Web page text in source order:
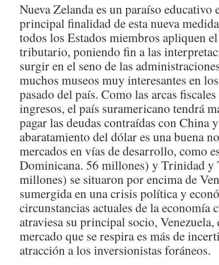
Nueva Zelanda es un paraíso
principal finalidad de esta nueva
todos los Estados miembros apliquen
tributario, poniendo fin a las
surgir en el seno de las
muchos museos muy interesantes en
pasado del país. Como las arcas
ingresos, el país suramericano tendrá
pagar las deudas contraídas con China
abaratamiento del dólar es una buena
mercados en vías de desarrollo, como
Dominicana. 56 millones) y Trinidad y
millones) se situaron por encima de
sumergida en una crisis política y
circunstancias actuales de la economía
atraviesa su principal socio, Venezuela,
mercado que se respira es más de
atracción a los inversionistas foráneos.